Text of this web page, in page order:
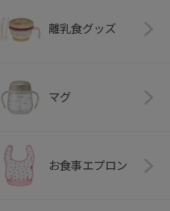
離乳食グッズ
マグ
お食事エプロン